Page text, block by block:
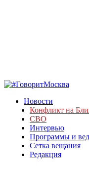
Новости
Конфликт на
СВО
Интервью
Программы и
Сетка вещания
Редакция